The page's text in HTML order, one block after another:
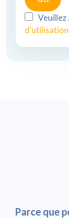
d'utilisation
Parce que